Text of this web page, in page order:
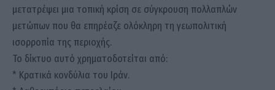
μετατρέψει μια τοπική κρίση σε σύγκρουση πολλαπλών
μετώπων που θα επηρέαζε ολόκληρη τη γεωπολιτική
ισορροπία της περιοχής.
Το δίκτυο αυτό χρηματοδοτείται από:
* Κρατικά κονδύλια του Ιράν.